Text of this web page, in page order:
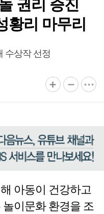
황리 마무리
수상작 선정
아동이 건강하고
이문화 환경을 조